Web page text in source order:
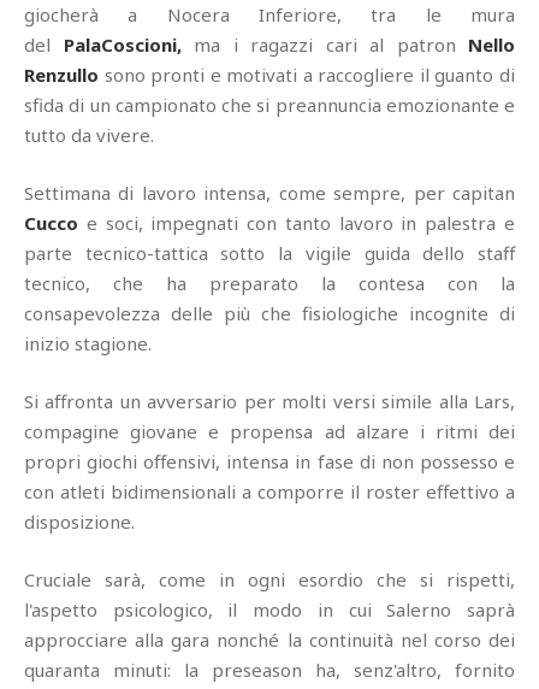
giocherà a Nocera Inferiore, tra le mura
del PalaCoscioni, ma i ragazzi cari al patron Nello
Renzullo sono pronti e motivati a raccogliere il guanto di
sfida di un campionato che si preannuncia emozionante e
tutto da vivere.
Settimana di lavoro intensa, come sempre, per capitan
Cucco e soci, impegnati con tanto lavoro in palestra e
parte tecnico-tattica sotto la vigile guida dello staff
tecnico, che ha preparato la contesa con la
consapevolezza delle più che fisiologiche incognite di
inizio stagione.
Si affronta un avversario per molti versi simile alla Lars,
compagine giovane e propensa ad alzare i ritmi dei
propri giochi offensivi, intensa in fase di non possesso e
con atleti bidimensionali a comporre il roster effettivo a
disposizione.
Cruciale sarà, come in ogni esordio che si rispetti,
l'aspetto psicologico, il modo in cui Salerno saprà
approcciare alla gara nonché la continuità nel corso dei
quaranta minuti: la preseason ha, senz'altro, fornito